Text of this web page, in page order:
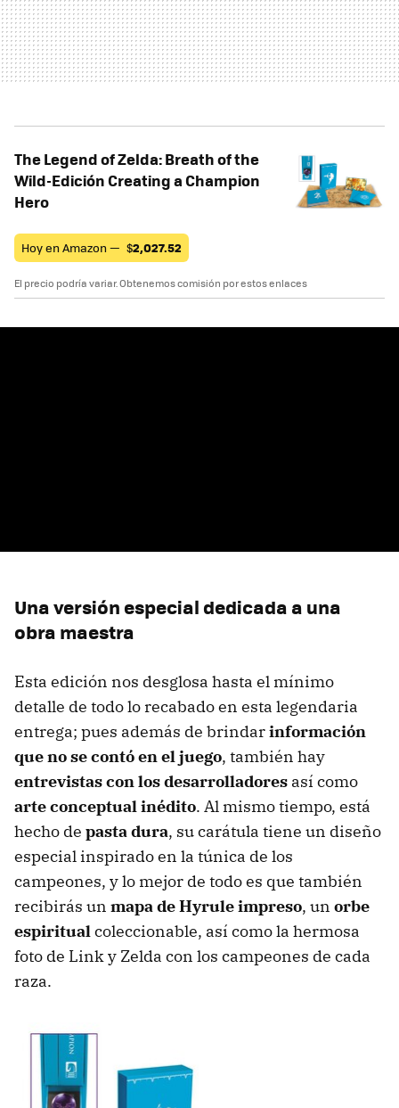
The Legend of Zelda: Breath of the
Wild-Edición Creating a Champion
Hero
Hoy en Amazon — $2,027.52
El precio podría variar. Obtenemos comisión por estos enlaces
Una versión especial dedicada a una
obra maestra
Esta edición nos desglosa hasta el mínimo
detalle de todo lo recabado en esta legendaria
entrega; pues además de brindarinformación
que no se contó en el juego, también hay
entrevistas con los desarrolladores así como
arte conceptual inédito. Al mismo tiempo, está
hecho de pasta dura, su carátula tiene un diseño
especial inspirado en la túnica de los
campeones, y lo mejor de todo es que también
recibirás un mapa de Hyrule impreso, un orbe
espiritualcoleccionable, así como la hermosa
foto de Link y Zelda con los campeones de cada
raza.